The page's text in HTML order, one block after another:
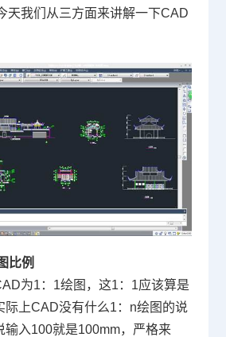
天我们从三方面来讲解一下CAD
比例
为1 ： 1绘图，这1 ： 1应该算是
际上CAD没有什么1 ： n绘图的说
输入100就是100mm，严格来